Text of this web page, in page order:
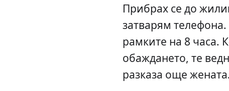
Прибрах се до
затварям
рамките на 8 часа.
обаждането, те
разказа още жената.